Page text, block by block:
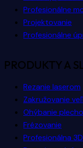
Profesionálne
Projektovanie
Profesionálne
PRODUKTY A
Rezanie laserom
Zakružovanie
Ohýbanie
Frézovanie
Profesionálna